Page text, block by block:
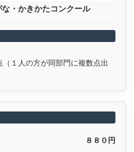
・かきかたコンクール
１人の方が同部門に複数点出
８８０円